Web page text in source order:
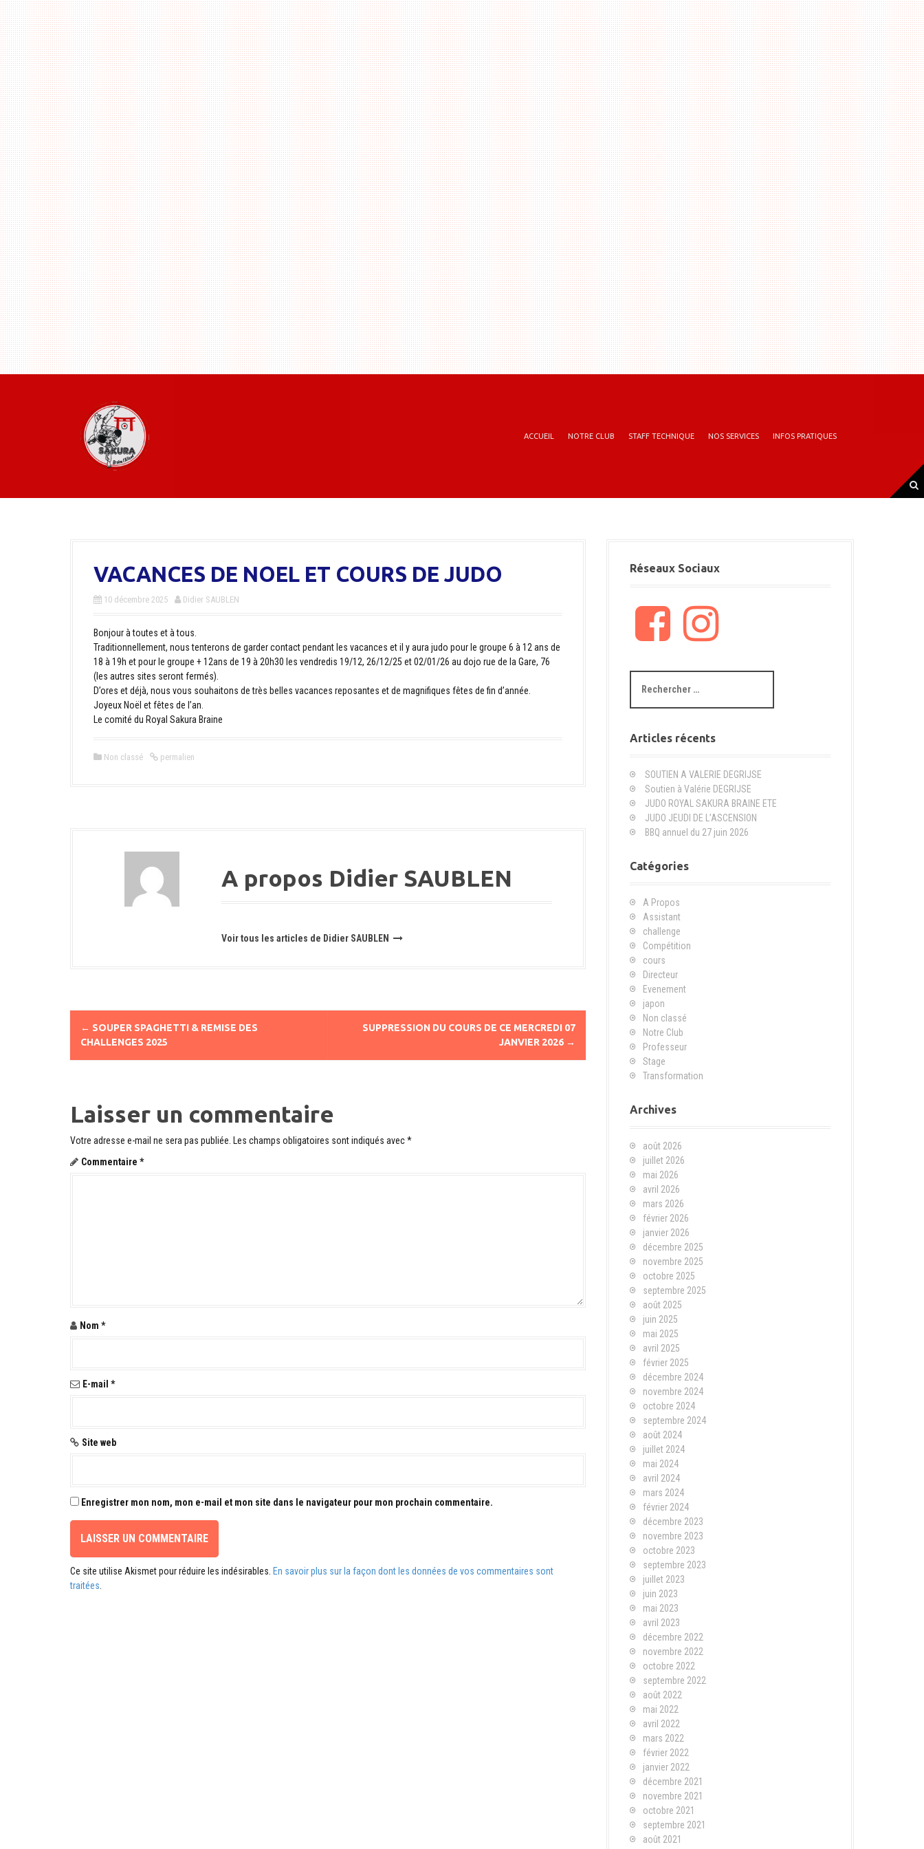
ACCUEIL NOTRE CLUB STAFF TECHNIQUE NOS SERVICES INFOS PRATIQUES
VACANCES DE NOEL ET COURS DE JUDO
10 décembre 2025 Didier SAUBLEN
Bonjour à toutes et à tous.
Traditionnellement, nous tenterons de garder contact pendant les vacances et il y aura judo pour le groupe 6 à 12 ans de
18 à 19h et pour le groupe + 12ans de 19 à 20h30 les vendredis 19/12, 26/12/25 et 02/01/26 au dojo rue de la Gare, 76
(les autres sites seront fermés).
D’ores et déjà, nous vous souhaitons de très belles vacances reposantes et de magnifiques fêtes de fin d’année.
Joyeux Noël et fêtes de l’an.
Le comité du Royal Sakura Braine
Non classé permalien
A propos Didier SAUBLEN
Voir tous les articles de Didier SAUBLEN
N
v
g
a
t
'
t
c
← SOUPER SPAGHETTI & REMISE DES
CHALLENGES 2025
SUPPRESSION DU COURS DE CE MERCREDI 07
JANVIER 2026 →
Laisser un commentaire
Votre adresse e-mail ne sera pas publiée. Les champs obligatoires sont indiqués avec*
Commentaire *
Nom *
E-mail *
Site web
Enregistrer mon nom, mon e-mail et mon site dans le navigateur pour mon prochain commentaire.
Ce site utilise Akismet pour réduire les indésirables. En savoir plus sur la façon dont les données de vos commentaires sont
traitées.
Réseaux Sociaux
F
c
o
k
a
c
e
h
e
p
o
u
Articles récents
SOUTIEN A VALERIE DEGRIJSE
Soutien à Valérie DEGRIJSE
JUDO ROYAL SAKURA BRAINE ETE
JUDO JEUDI DE L’ASCENSION
BBQ annuel du 27 juin 2026
Catégories
A Propos
Assistant
challenge
Compétition
cours
Directeur
Evenement
japon
Non classé
Notre Club
Professeur
Stage
Transformation
Archives
août 2026
juillet 2026
mai 2026
avril 2026
mars 2026
février 2026
janvier 2026
décembre 2025
novembre 2025
octobre 2025
septembre 2025
août 2025
juin 2025
mai 2025
avril 2025
février 2025
décembre 2024
novembre 2024
octobre 2024
septembre 2024
août 2024
juillet 2024
mai 2024
avril 2024
mars 2024
février 2024
décembre 2023
novembre 2023
octobre 2023
septembre 2023
juillet 2023
juin 2023
mai 2023
avril 2023
décembre 2022
novembre 2022
octobre 2022
septembre 2022
août 2022
mai 2022
avril 2022
mars 2022
février 2022
janvier 2022
décembre 2021
novembre 2021
octobre 2021
septembre 2021
août 2021